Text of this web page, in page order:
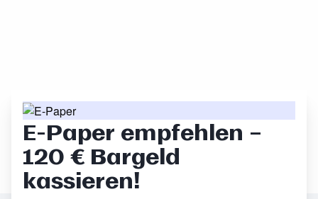
E-Paper empfehlen –
120 € Bargeld
kassieren!